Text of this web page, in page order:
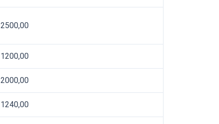
2500,00
1200,00
2000,00
1240,00